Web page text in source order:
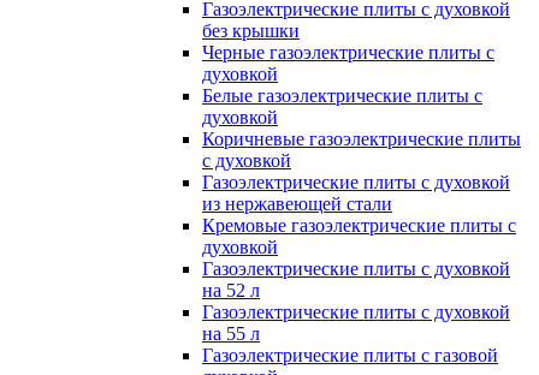
Газоэлектрические плиты с духовкой
без крышки
Черные газоэлектрические плиты с
духовкой
Белые газоэлектрические плиты с
духовкой
Коричневые газоэлектрические плиты
с духовкой
Газоэлектрические плиты с духовкой
из нержавеющей стали
Кремовые газоэлектрические плиты с
духовкой
Газоэлектрические плиты с духовкой
на 52 л
Газоэлектрические плиты с духовкой
на 55 л
Газоэлектрические плиты с газовой